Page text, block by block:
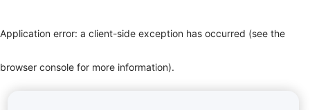
Application error: a client-side exception has occurred (see the
browser console for more information).